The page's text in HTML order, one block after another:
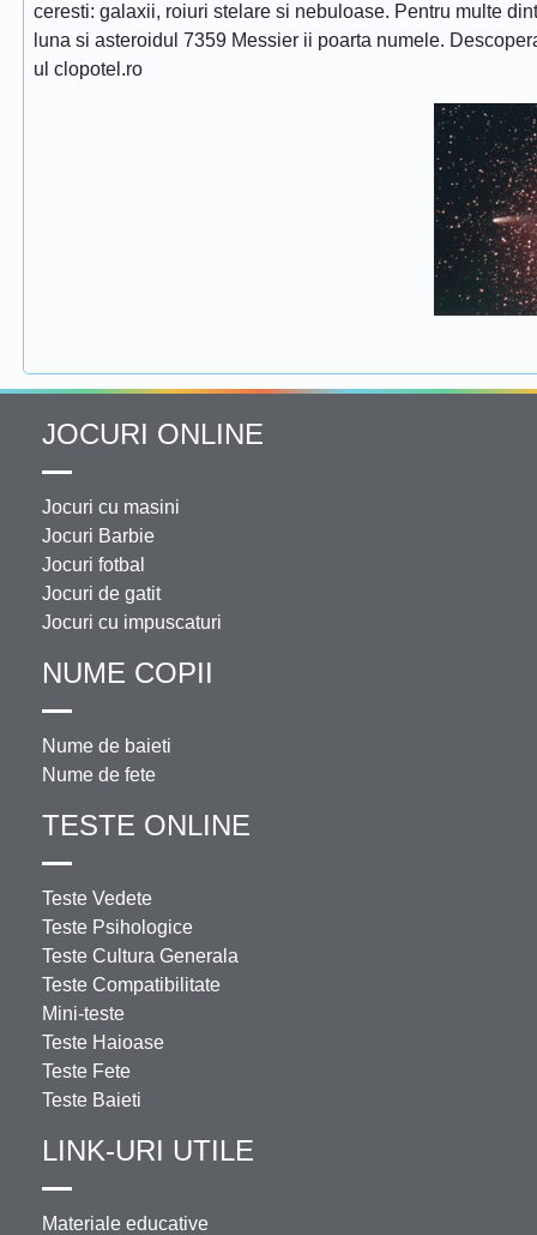
ceresti: galaxii, roiuri stelare si nebuloase. Pentru multe
luna si asteroidul 7359 Messier ii poarta numele.
ul clopotel.ro
JOCURI ONLINE
Jocuri cu masini
Jocuri Barbie
Jocuri fotbal
Jocuri de gatit
Jocuri cu impuscaturi
NUME COPII
Nume de baieti
Nume de fete
TESTE ONLINE
Teste Vedete
Teste Psihologice
Teste Cultura Generala
Teste Compatibilitate
Mini-teste
Teste Haioase
Teste Fete
Teste Baieti
LINK-URI UTILE
Materiale educative